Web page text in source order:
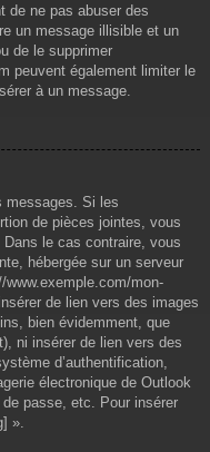
de ne pas abuser des
un message illisible et un
de le supprimer
peuvent également limiter le
à un message.
messages. Si les
de pièces jointes, vous
le cas contraire, vous
hébergée sur un serveur
mon-
de lien vers des images
bien évidemment, que
ni insérer de lien vers des
d’authentification,
électronique de Outlook
passe, etc. Pour insérer
».